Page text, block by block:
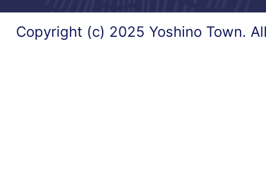
Copyright (c) 2025 Yoshino Town.